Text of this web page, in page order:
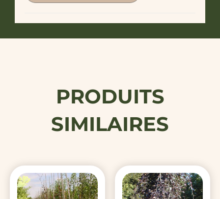
PRODUITS
SIMILAIRES